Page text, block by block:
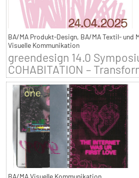
BA/MA Produkt-Design, BA/MA Textil- und
Visuelle Kommunikation
greendesign 14.0
COHABITATION –